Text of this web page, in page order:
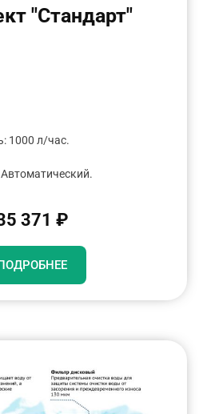
"Стандарт"
1000 л/час.
371 ₽
ПОДРОБНЕЕ